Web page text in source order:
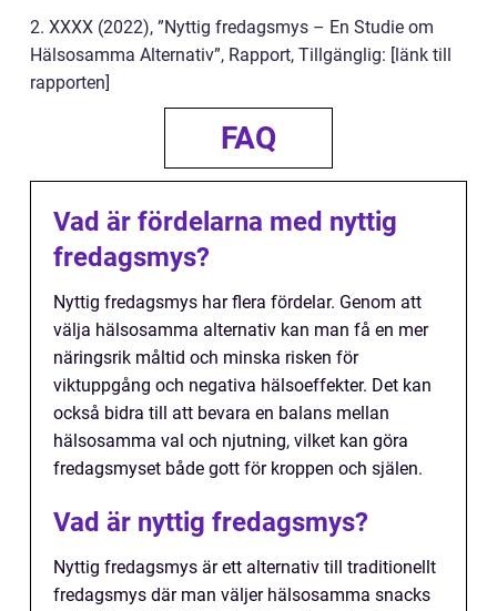
2. XXXX (2022), ”Nyttig fredagsmys – En Studie om
Hälsosamma Alternativ”, Rapport, Tillgänglig: [länk till
rapporten]
FAQ
Vad är fördelarna med nyttig
fredagsmys?
Nyttig fredagsmys har flera fördelar. Genom att
välja hälsosamma alternativ kan man få en mer
näringsrik måltid och minska risken för
viktuppgång och negativa hälsoeffekter. Det kan
också bidra till att bevara en balans mellan
hälsosamma val och njutning, vilket kan göra
fredagsmyset både gott för kroppen och själen.
Vad är nyttig fredagsmys?
Nyttig fredagsmys är ett alternativ till traditionellt
fredagsmys där man väljer hälsosamma snacks